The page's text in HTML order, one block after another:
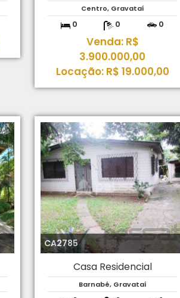
Centro, Gravataí
0 0 0
Venda: R$
3.900.000,00
Locação: R$ 19.000,00
CA2785
Casa Residencial
Barnabé, Gravataí